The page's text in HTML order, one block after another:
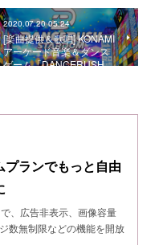
2020.07.20 05:24
[楽曲提供＆歌唱] KONAMI
アーケード音楽＆ダンス
ゲーム「DANCERUSH …
プランでもっと自由
、広告非表示、画像容量
数無制限などの機能を開放